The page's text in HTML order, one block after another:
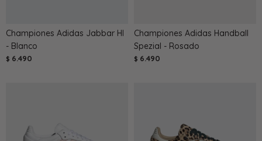
Championes Adidas Jabbar HI
- Blanco
$ 6.490
Championes Adidas Handball
Spezial - Rosado
$ 6.490